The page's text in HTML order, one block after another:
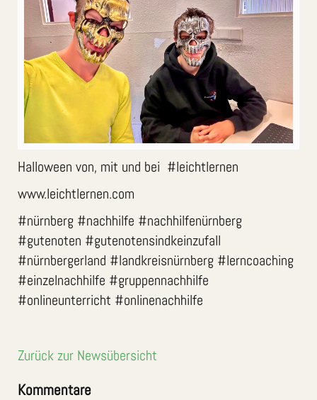
Halloween von, mit und bei #leichtlernen
www.leichtlernen.com
#nürnberg #nachhilfe #nachhilfenürnberg
#gutenoten #gutenotensindkeinzufall
#nürnbergerland #landkreisnürnberg #lerncoaching
#einzelnachhilfe #gruppennachhilfe
#onlineunterricht #onlinenachhilfe
Zurück zur Newsübersicht
Kommentare